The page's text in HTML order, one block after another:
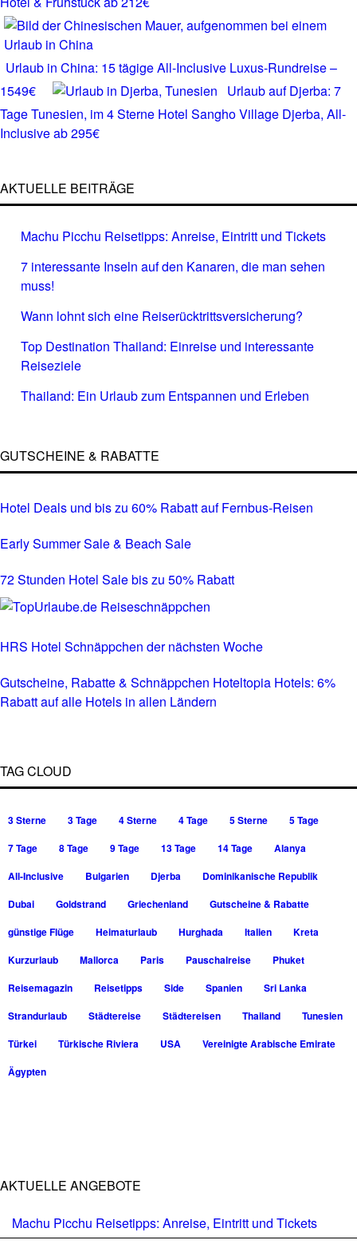
Urlaub in China: 15 tägige All-Inclusive Luxus-Rundreise –
1549€
Urlaub auf Djerba: 7
Tage Tunesien, im 4 Sterne Hotel Sangho Village Djerba, All-
Inclusive ab 295€
AKTUELLE BEITRÄGE
Machu Picchu Reisetipps: Anreise, Eintritt und Tickets
7 interessante Inseln auf den Kanaren, die man sehen
muss!
Wann lohnt sich eine Reiserücktrittsversicherung?
Top Destination Thailand: Einreise und interessante
Reiseziele
Thailand: Ein Urlaub zum Entspannen und Erleben
GUTSCHEINE & RABATTE
Hotel Deals und bis zu 60% Rabatt auf Fernbus-Reisen
Early Summer Sale & Beach Sale
72 Stunden Hotel Sale bis zu 50% Rabatt
HRS Hotel Schnäppchen der nächsten Woche
Gutscheine, Rabatte & Schnäppchen Hoteltopia Hotels: 6%
Rabatt auf alle Hotels in allen Ländern
TAG CLOUD
3 Sterne 3 Tage 4 Sterne 4 Tage 5 Sterne
5 Tage
7 Tage
8 Tage 9 Tage 13 Tage 14 Tage
Alanya
All-Inclusive
Bulgarien Djerba
Dominikanische Republik
Dubai
Goldstrand Griechenland
Gutscheine & Rabatte
günstige Flüge
Heimaturlaub Hurghada Italien
Kreta
Kurzurlaub
Mallorca Paris Pauschalreise
Phuket
Reisemagazin
Reisetipps Side Spanien
Sri Lanka
Strandurlaub
Städtereise Städtereisen Thailand
Tunesien
Türkei
Türkische Riviera USA
Vereinigte Arabische Emirate
Ägypten
AKTUELLE ANGEBOTE
Machu Picchu Reisetipps: Anreise, Eintritt und Tickets